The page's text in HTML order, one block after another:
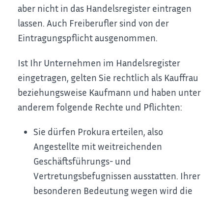
aber nicht in das Handelsregister eintragen
lassen. Auch Freiberufler sind von der
Eintragungspflicht ausgenommen.
Ist Ihr Unternehmen im Handelsregister
eingetragen, gelten Sie rechtlich als Kauffrau
beziehungsweise Kaufmann und haben unter
anderem folgende Rechte und Pflichten:
Sie dürfen Prokura erteilen, also
Angestellte mit weitreichenden
Geschäftsführungs- und
Vertretungsbefugnissen ausstatten. Ihrer
besonderen Bedeutung wegen wird die